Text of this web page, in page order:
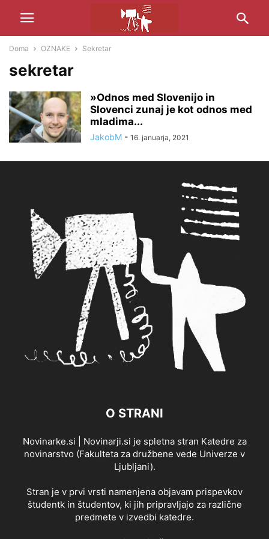
Doma OZNAKE Sekretar
sekretar
»Odnos med Slovenijo in
Slovenci zunaj je kot odnos med
mladima...
JakobM - 16. januarja, 2021
O STRANI
Novinarke.si | Novinarji.si je spletna stran Katedre za
novinarstvo (Fakulteta za družbene vede Univerze v
Ljubljani).
Stran je v prvi vrsti namenjena objavam prispevkov
študentk in študentov, ki jih pripravljajo za različne
predmete v izvedbi katedre.